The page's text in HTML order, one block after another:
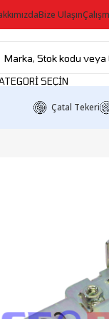
Bize Ulaşın
SEÇIN
Çatal Tekeri